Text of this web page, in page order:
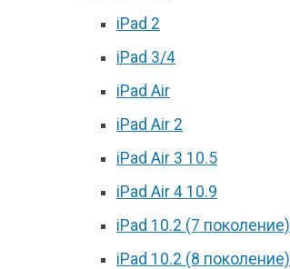
iPad 2
iPad 3/4
iPad Air
iPad Air 2
iPad Air 3 10.5
iPad Air 4 10.9
iPad 10.2 (7 поколение)
iPad 10.2 (8 поколение)